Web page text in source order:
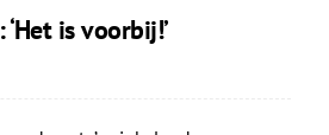
is voorbij!’